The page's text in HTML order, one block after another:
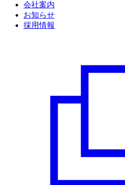
会社案内
お知らせ
採用情報